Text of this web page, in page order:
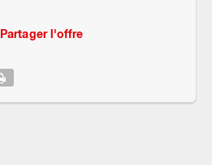
Partager l'offre